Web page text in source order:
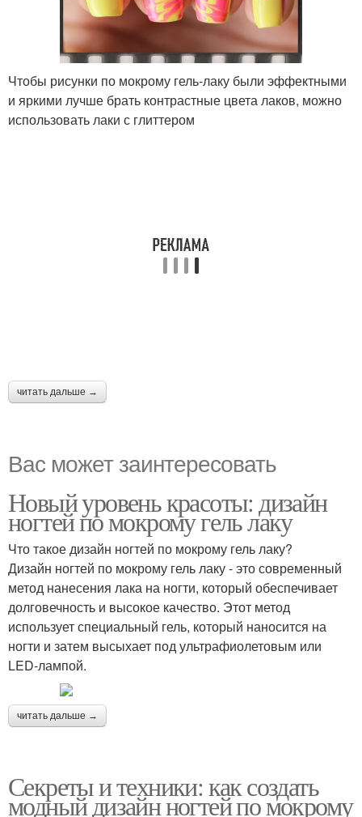
Чтобы рисунки по мокрому гель-лаку были эффектными
и яркими лучше брать контрастные цвета лаков, можно
использовать лаки с глиттером
читать дальше →
Вас может заинтересовать
Новый уровень красоты: дизайн
ногтей по мокрому гель лаку
Что такое дизайн ногтей по мокрому гель лаку?
Дизайн ногтей по мокрому гель лаку - это современный
метод нанесения лака на ногти, который обеспечивает
долговечность и высокое качество. Этот метод
использует специальный гель, который наносится на
ногти и затем высыхает под ультрафиолетовым или
LED-лампой.
читать дальше →
Секреты и техники: как создать
модный дизайн ногтей по мокрому